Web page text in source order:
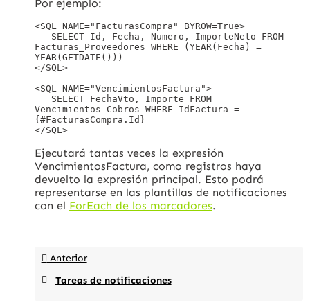
Por ejemplo:
<SQL NAME="FacturasCompra" BYROW=True>
Facturas_Proveedores WHERE (YEAR(Fecha) =
YEAR(GETDATE()))
</SQL>
<SQL NAME="VencimientosFactura">
Vencimientos_Cobros WHERE IdFactura =
{#FacturasCompra.Id}
</SQL>
Ejecutará tantas veces la expresión
VencimientosFactura, como registros haya
devuelto la expresión principal. Esto podrá
representarse en las plantillas de notificaciones
con el ForEach de los marcadores.
Anterior
Tareas de notificaciones